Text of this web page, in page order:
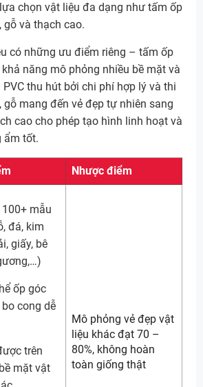
chọn vật liệu đa dạng như tấm ốp
gỗ và thạch cao.
có những ưu điểm riêng – tấm ốp
năng mô phỏng nhiều bề mặt và
thu hút bởi chi phí hợp lý và thi
gỗ mang đến vẻ đẹp tự nhiên sang
cao cho phép tạo hình linh hoạt và
ẩm tốt.
Nhược điểm
mẫu
đá, kim
giấy, bê
ốp góc
cong dễ
trên
mặt vật
Mô phỏng vẻ đẹp vật
liệu khác đạt 70 –
80%, không hoàn
toàn giống thật